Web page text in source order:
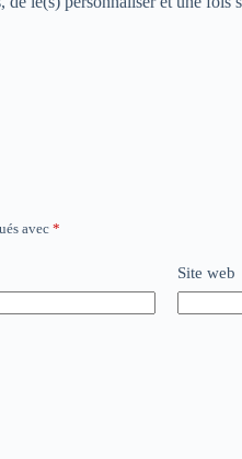
avec *
Site web